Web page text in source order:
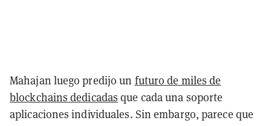
Mahajan luego predijo un futuro de miles de
blockchains dedicadas que cada una soporte
aplicaciones individuales. Sin embargo, parece que